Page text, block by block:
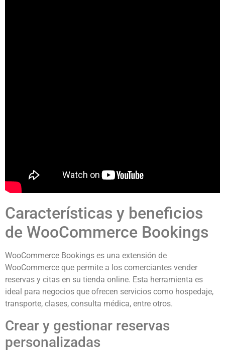
Características y beneficios
de WooCommerce Bookings
WooCommerce Bookings es una extensión de
WooCommerce que permite a los comerciantes vender
reservas y citas en su tienda online. Esta herramienta es
ideal para negocios que ofrecen servicios como hospedaje,
transporte, clases, consulta médica, entre otros.
Crear y gestionar reservas
personalizadas